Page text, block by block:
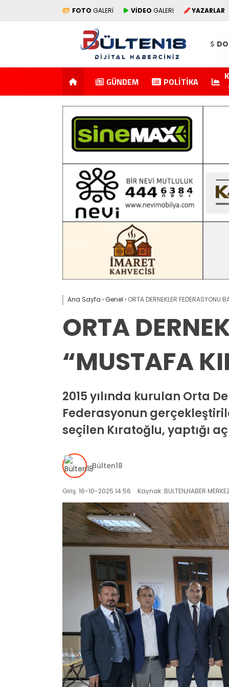
FOTO GALERİ VİDEO GALERİ YAZARLAR
GÜNDEM POLITIKA
Ana Sayfa ›Genel › ORTA DERNEKLER FEDERASYONU
ORTA
“MUSTAFA
2015 yılında kurulan Orta
Federasyonun
seçilen Kıratoğlu, yaptığı
Bülten18
Giriş: 16-10-2025 14:56 Kaynak: BULTEN,HABER